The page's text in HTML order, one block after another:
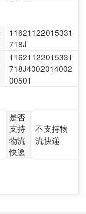
11621122015331
718J
11621122015331
718J4002014002
00501
是否
支持
物流
快递
不支持物
流快递